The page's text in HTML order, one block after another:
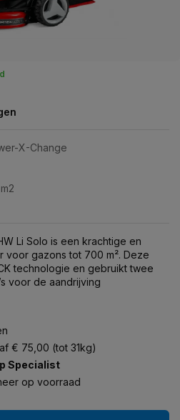
X-Change
Li Solo is een krachtige en
voor gazons tot 700 m². Deze
technologie en gebruikt twee
voor de aandrijving
€ 75,00 (tot 31kg)
Specialist
op voorraad